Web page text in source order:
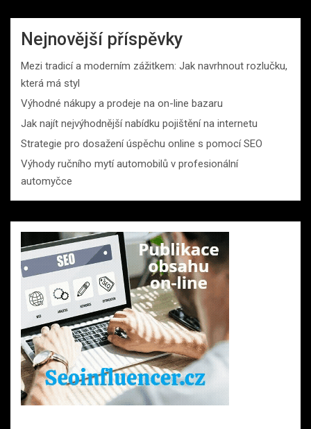
Nejnovější příspěvky
Mezi tradicí a moderním zážitkem: Jak navrhnout rozlučku,
která má styl
Výhodné nákupy a prodeje na on-line bazaru
Jak najít nejvýhodnější nabídku pojištění na internetu
Strategie pro dosažení úspěchu online s pomocí SEO
Výhody ručního mytí automobilů v profesionální
automyčce